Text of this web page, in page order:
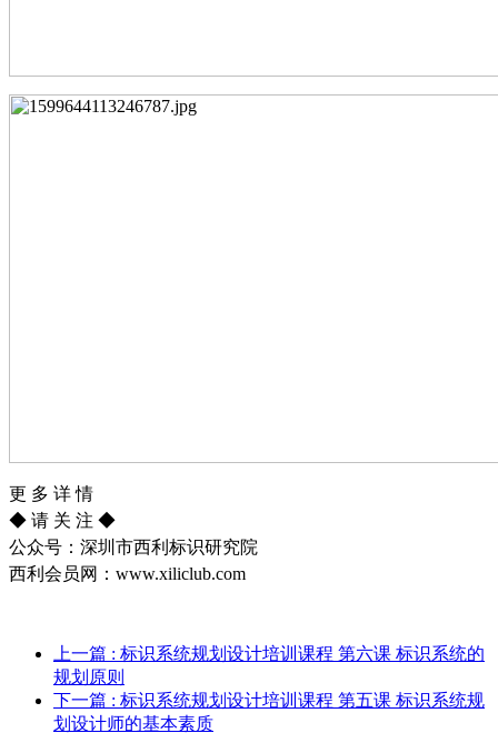
更 多 详 情
◆ 请 关 注 ◆
公众号：深圳市西利标识研究院
西利会员网： www.xiliclub.com
上一篇 : 标识系统规划设计培训课程 第六课 标识系统的
规划原则
下一篇 : 标识系统规划设计培训课程 第五课 标识系统规
划设计师的基本素质